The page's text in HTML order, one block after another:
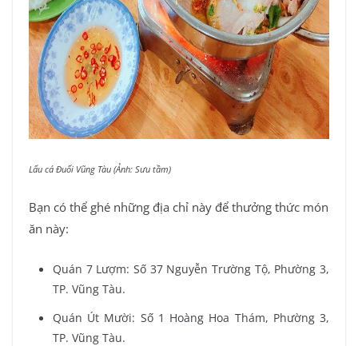
Lẩu cá Đuối Vũng Tàu (Ảnh: Sưu tầm)
Bạn có thể ghé những địa chỉ này để thưởng thức món
ăn này:
Quán 7 Lượm: Số 37 Nguyễn Trường Tộ, Phường 3,
TP. Vũng Tàu.
Quán Út Mười: Số 1 Hoàng Hoa Thám, Phường 3,
TP. Vũng Tàu.